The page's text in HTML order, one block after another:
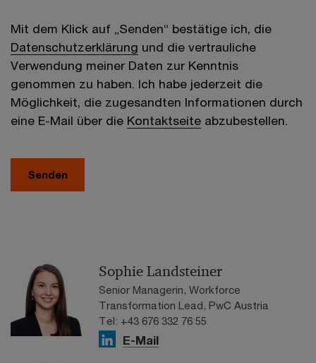
Mit dem Klick auf „Senden“ bestätige ich, die
Datenschutzerklärung und die vertrauliche
Verwendung meiner Daten zur Kenntnis
genommen zu haben. Ich habe jederzeit die
Möglichkeit, die zugesandten Informationen durch
eine E-Mail über die Kontaktseite abzubestellen.
Senden
Sophie Landsteiner
Senior Managerin, Workforce
Transformation Lead, PwC Austria
Tel: +43 676 332 76 55
E-Mail